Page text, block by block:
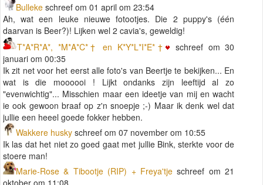
Bulleke schreef om 01 april om 23:54
Ah, wat een leuke nieuwe fotootjes. Die 2 puppy's (één
daarvan is Beer?)! Lijken wel 2 cavia's, geweldig!
T*A*R*A*, *M*A*C*† en K*Y*L*I*E*†
schreef om 30
januari om 00:35
Ik zit net voor het eerst alle foto's van Beertje te bekijken... En
wat is die moooooi ! Lijkt ondanks zijn leeftijd al zo
"evenwichtig"... Misschien maar een ideetje van mij en wacht
ie ook gewoon braaf op z'n snoepje ;-) Maar ik denk wel dat
jullie een heeel goede fokker hebben.
Wakkere husky schreef om 07 november om 10:55
Ik las dat het niet zo goed gaat met jullie Bink, sterkte voor de
stoere man!
Marie-Rose & Tibootje (RIP) + Freya'tje schreef om 21
oktober om 11:08